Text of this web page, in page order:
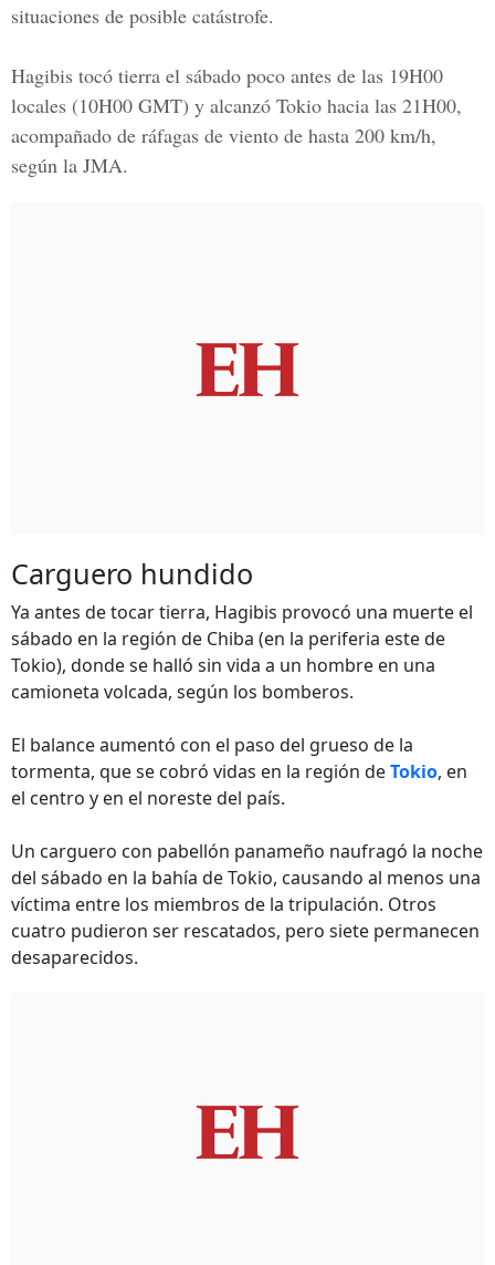
situaciones de posible catástrofe.
Hagibis tocó tierra el sábado poco antes de las 19H00
locales (10H00 GMT) y alcanzó Tokio hacia las 21H00,
acompañado de ráfagas de viento de hasta 200 km/h,
según la JMA.
Carguero hundido
Ya antes de tocar tierra, Hagibis provocó una muerte el
sábado en la región de Chiba (en la periferia este de
Tokio), donde se halló sin vida a un hombre en una
camioneta volcada, según los bomberos.
El balance aumentó con el paso del grueso de la
tormenta, que se cobró vidas en la región deTokio, en
el centro y en el noreste del país.
Un carguero con pabellón panameño naufragó la noche
del sábado en la bahía de Tokio, causando al menos una
víctima entre los miembros de la tripulación. Otros
cuatro pudieron ser rescatados, pero siete permanecen
desaparecidos.